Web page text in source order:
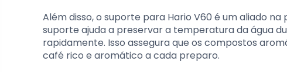
Além disso, o suporte para Hario V60 é um aliado
suporte ajuda a preservar a temperatura da água
rapidamente. Isso assegura que os compostos
café rico e aromático a cada preparo.